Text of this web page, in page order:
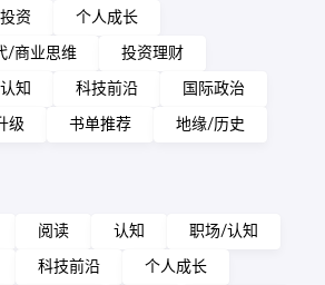
资 个人成长
/商业思维 投资理财
知 科技前沿 国际政治
级 书单推荐 地缘/历史
阅读 认知 职场/认知
科技前沿 个人成长